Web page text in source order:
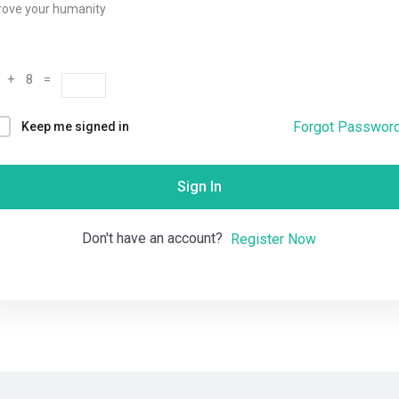
your humanity
+ 8 =
Keep me signed in Forgot
Sign In
Don't have an account? Register Now